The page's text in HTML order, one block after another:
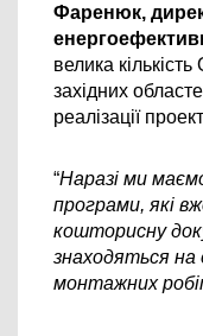
Фаренюк,
велика
західних
реалізації
“Наразі ми
програми, які
кошторисну
знаходяться на
монтажних